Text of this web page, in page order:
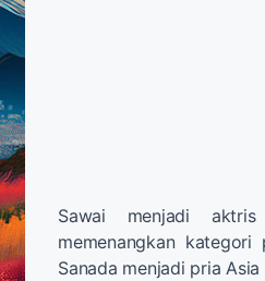
Sawai menjadi
memenangkan
Sanada menjadi pria